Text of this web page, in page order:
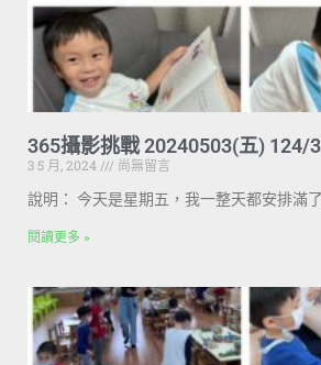
365攝影挑戰 20240503(五) 124/
3 5 月, 2024
尚無留言
說明： 今天是星期五，我一整天都安排滿
閱讀更多 »